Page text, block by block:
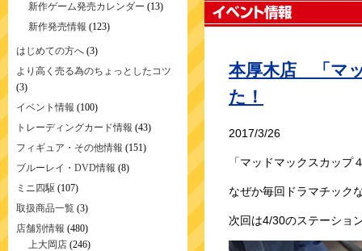
本厚木店 「マ
た！
2017/3/26
「マッドマックスカッ
なぜか毎回ドラマチック
次回は4/30のステーショ
新作ゲーム発売カレンダー (13)
新作発売情報 (123)
はじめての方へ (3)
より高く売る為のちょっとしたコツ
(3)
イベント情報 (100)
トレーディングカード情報 (43)
フィギュア・その他情報 (151)
ブルーレイ・DVD情報 (8)
ミニ四駆 (107)
取扱商品一覧 (3)
店舗別情報 (480)
上大岡店 (246)